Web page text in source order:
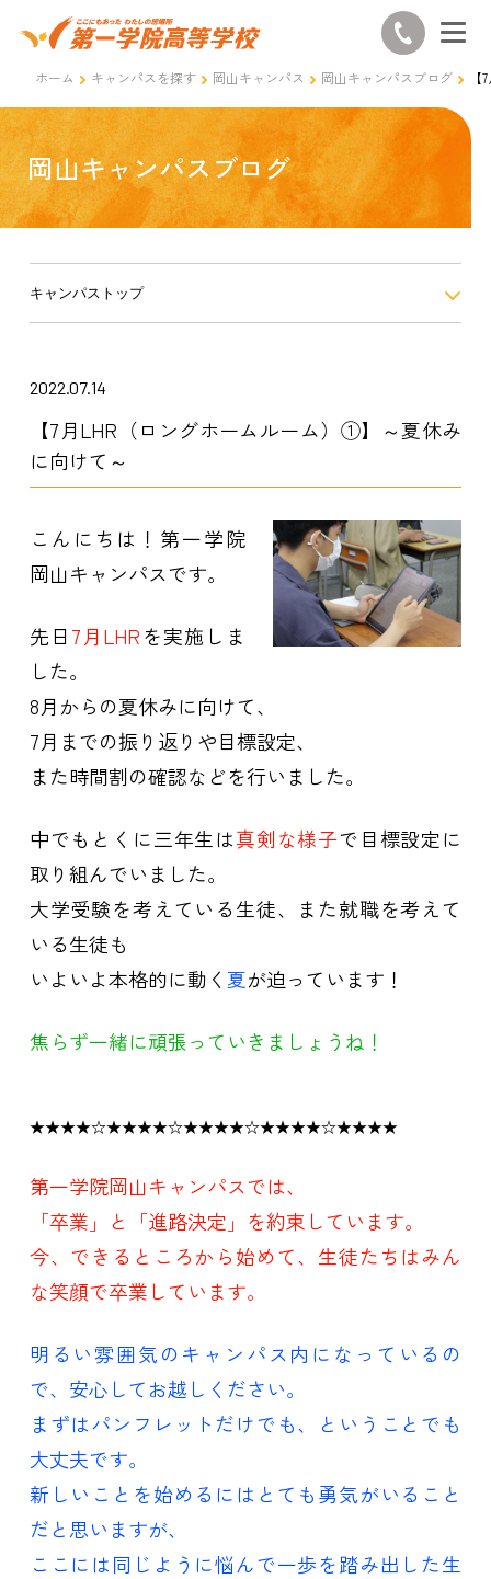
ホーム キャンパスを探す 岡山キャンパス 岡山キャンパスブログ
岡山キャンパスブログ
キャンパストップ
2022.07.14
【7月LHR（ロングホームルーム）①】～夏休み
に向けて～
こんにちは！第一学院
岡山キャンパスです。
先日7月LHRを実施しま
した。
8月からの夏休みに向けて、
7月までの振り返りや目標設定、
また時間割の確認などを行いました。
中でもとくに三年生は真剣な様子で目標設定に
取り組んでいました。
大学受験を考えている生徒、また就職を考えて
いる生徒も
いよいよ本格的に動く 夏が迫っています！
焦らず一緒に頑張っていきましょうね！
★★★★☆★★★★☆★★★★☆★★★★☆★★★★
第一学院岡山キャンパスでは、
「卒業」と「進路決定」を約束しています。
今、できるところから始めて、生徒たちはみん
な笑顔で卒業しています。
明るい雰囲気のキャンパス内になっているの
で、安心してお越しください。
まずはパンフレットだけでも、ということでも
大丈夫です。
新しいことを始めるにはとても勇気がいること
だと思いますが、
ここには同じように悩んで一歩を踏み出した生